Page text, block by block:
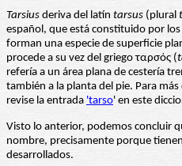
Tarsius deriva del latín tarsus (plural
español, que está constituido por
forman una especie de superficie
procede a su vez del griego ταρσός (
refería a un área plana de cestería
también a la planta del pie. Para
revise la entrada 'tarso' en este
Visto lo anterior, podemos concluir
nombre, precisamente porque
desarrollados.